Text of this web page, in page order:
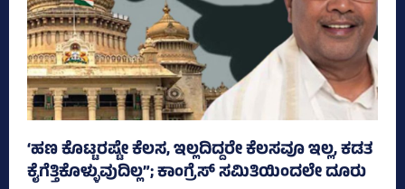
‘ಹಣ ಕೊಟ್ಟರಷ್ಟೇ ಕೆಲಸ, ಇಲ್ಲದಿದ್ದರೇ ಕೆಲಸವೂ ಇಲ್ಲ, ಕಡತ
ಕೈಗೆತ್ತಿಕೊಳ್ಳುವುದಿಲ್ಲ”; ಕಾಂಗ್ರೆಸ್‌ ಸಮಿತಿಯಿಂದಲೇ ದೂರು